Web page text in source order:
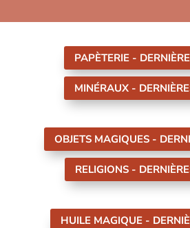
PAPÈTERIE -
MINÉRAUX -
OBJETS MAGIQUES -
RELIGIONS -
HUILE MAGIQUE -